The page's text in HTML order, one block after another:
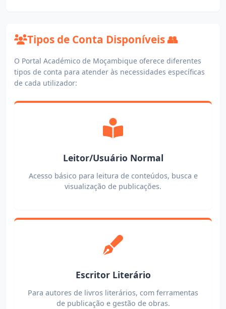
Tipos de Conta Disponíveis 👥
O Portal Académico de Moçambique oferece diferentes
tipos de conta para atender às necessidades específicas
de cada utilizador:
Leitor/Usuário Normal
Acesso básico para leitura de conteúdos, busca e
visualização de publicações.
Escritor Literário
Para autores de livros literários, com ferramentas
de publicação e gestão de obras.